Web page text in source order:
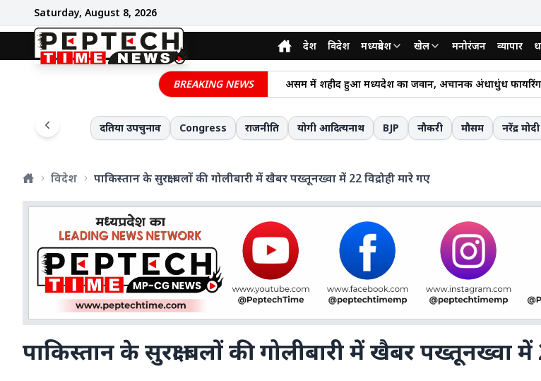
Saturday, August 8, 2026
देश विदेश मध्यप्रदेश खेल मनोरंजन व्यापार
BREAKING NEWS
असम में शहीद हुआ मध्यप्रदेश का जवान, अचानक अंधाधुंध
मध्यप्रदेश कांग्रेस का बड़ा दांव, अवधेश नायक बने मध्य प्रदेश कांग्रेस के
दिल दहला देने वाला हत्याकांड: कार लोन की EMI से बचने के लिए
नई दिल्ली में 7वें अंतर्राष्ट्रीय ऊर्जा सम्मेलन में शामिल हुए CM डॉ.
प्रशासनिक चूक से रुकी अतिक्रमण कार्रवाई, आदेश में गलत आराजी
दतिया उपचुनाव Congress राजनीति योगी आदित्यनाथ BJP नौकरी मौसम नरेंद्र मोदी
विदेश पाकिस्तान के सुरक्षा बलों की गोलीबारी में खैबर पख्तूनख्वा में 22 विद्रोही मारे गए
पाकिस्तान के सुरक्षा बलों की गोलीबारी में खैबर पख्तूनख्वा में